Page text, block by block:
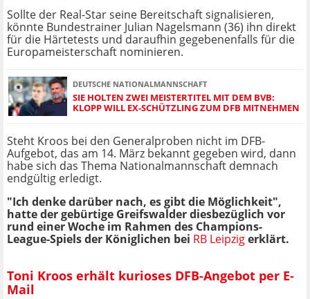
Sollte der Real-Star seine Bereitschaft signalisieren,
könnte Bundestrainer Julian Nagelsmann (36) ihn direkt
für die Härtetests und daraufhin gegebenenfalls für die
Europameisterschaft nominieren.
DEUTSCHE NATIONALMANNSCHAFT
SIE HOLTEN ZWEI MEISTERTITEL MIT DEM BVB:
KLOPP WILL EX-SCHÜTZLING ZUM DFB MITNEHMEN
Steht Kroos bei den Generalproben nicht im DFB-
Aufgebot, das am 14. März bekannt gegeben wird, dann
habe sich das Thema Nationalmannschaft demnach
endgültig erledigt.
"Ich denke darüber nach, es gibt die Möglichkeit",
hatte der gebürtige Greifswalder diesbezüglich vor
rund einer Woche im Rahmen des Champions-
League-Spiels der Königlichen bei RB Leipzigerklärt.
Toni Kroos erhält kurioses DFB-Angebot per E-
Mail